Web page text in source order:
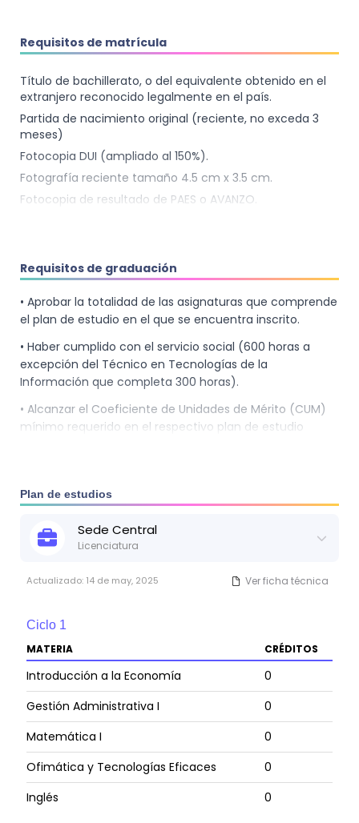
Propósito de la carrera:
El objetivo principal de la carrera es formar contadores
públicos con habilidades sólidas en contabilidad,
auditoría y consultoría, capaces de contribuir al
desarrollo y crecimiento de las organizaciones en el
ámbito público y privado. Se enfoca en proporcionar
una formación integral que prepare a los graduados
Áreas de desempeño:
El perfil del Licenciado en Contaduría Pública incluye
habilidades en contabilidad, auditoría, consultoría
financiera, gestión de costos, entre otros. Los graduados
pueden desempeñarse en una variedad de roles y
sectores, incluyendo:
Contador General
Auditor Interno y Externo
Contralor General
Requisitos de matrícula
Título de bachillerato, o del equivalente obtenido en el
extranjero reconocido legalmente en el país.
Partida de nacimiento original (reciente, no exceda 3
meses)
Fotocopia DUI (ampliado al 150%).
Fotografía reciente tamaño 4.5 cm x 3.5 cm.
Fotocopia de resultado de PAES o AVANZO.
Requisitos de graduación
• Aprobar la totalidad de las asignaturas que comprende
el plan de estudio en el que se encuentra inscrito.
• Haber cumplido con el servicio social (600 horas a
excepción del Técnico en Tecnologías de la
Información que completa 300 horas).
• Alcanzar el Coeficiente de Unidades de Mérito (CUM)
mínimo requerido en el respectivo plan de estudio
de la Facultad recomienda, según indica el plan de
• Estar solventes del pago de todos los aranceles de la
• Tener la Carta de Egresado. Dicha condición la
cada estudiante la “Carta de Egresado”.
Plan de estudios
Sede Central
Licenciatura
Actualizado: 14 de may, 2025 Ver ficha técnica
Ciclo 1
MATERIA
CRÉDITOS
Introducción a la Economía
0
Gestión Administrativa I
0
Matemática I
0
Ofimática y Tecnologías Eficaces
0
Inglés
0